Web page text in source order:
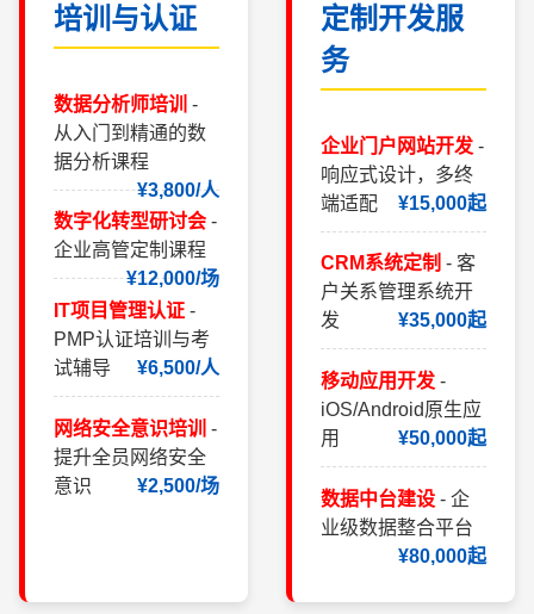
培训与认证
数据分析师培训
-
从入门到精通的数
据分析课程
¥3,800/人
数字化转型研讨会 -
企业高管定制课程
¥12,000/场
IT项目管理认证 -
PMP认证培训与考
试辅导
¥6,500/人
网络安全意识培训
-
提升全员网络安全
意识
¥2,500/场
定制开发服
务
企业门户网站开发 -
响应式设计，多终
端适配
¥15,000起
CRM系统定制 - 客
户关系管理系统开
发
¥35,000起
移动应用开发 -
iOS/Android原生应
用
¥50,000起
数据中台建设 - 企
业级数据整合平台
¥80,000起